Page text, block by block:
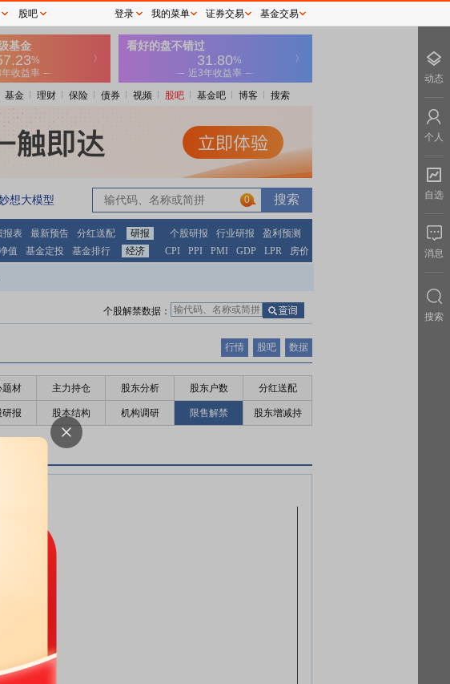
基金 理财 保险 债券 视频 股吧 基金吧 博客 搜索
想大模型 0
报表 最新预告 分红送配 研报 个股研报 行业研报
盈利预测
值 基金定投 基金排行 经济 CPI PPI PMI GDP LPR 房价
个股解禁数据：
行情 股吧 数据
题材 主力持仓 股东分析 股东户数 分红送配
研报 股本结构 机构调研 限售解禁 股东增减持
股吧 登录 我的菜单 证券交易 基金交易
动态
个人
自选
消息
搜索